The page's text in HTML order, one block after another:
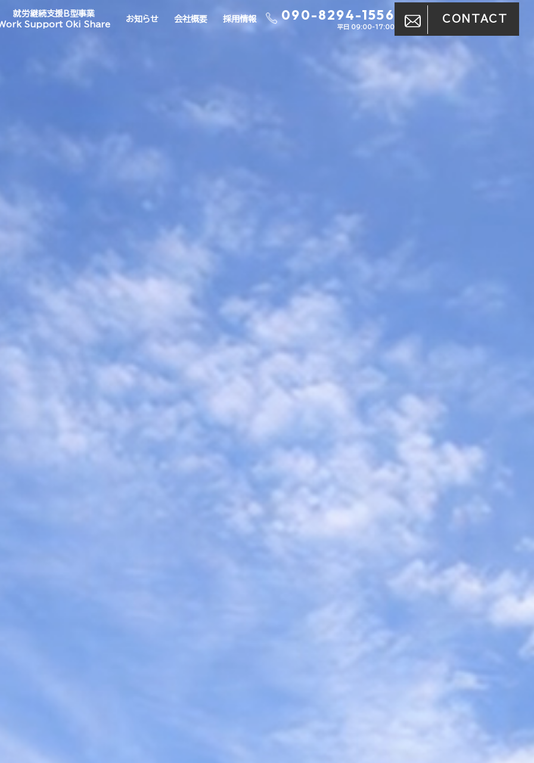
就労継続支援B型事業
Support Oki Share
お知らせ 会社概要 採用情報 090-8294-1556
平日 09:00-17:00
CONTACT